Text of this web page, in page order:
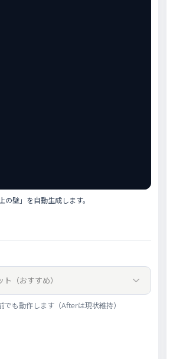
壁」を自動生成します。
でも動作します（Afterは現状維持）